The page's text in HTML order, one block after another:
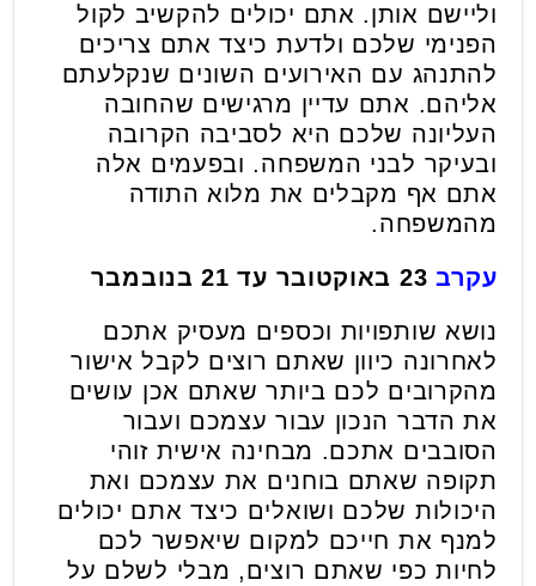
וליישם אותן. אתם יכולים להקשיב לקול
הפנימי שלכם ולדעת כיצד אתם צריכים
להתנהג עם האירועים השונים שנקלעתם
אליהם. אתם עדיין מרגישים שהחובה
העליונה שלכם היא לסביבה הקרובה
ובעיקר לבני המשפחה. ובפעמים אלה
אתם אף מקבלים את מלוא התודה
מהמשפחה.
עקרב
נושא שותפויות וכספים מעסיק אתכם
לאחרונה כיוון שאתם רוצים לקבל אישור
מהקרובים לכם ביותר שאתם אכן עושים
את הדבר הנכון עבור עצמכם ועבור
הסובבים אתכם. מבחינה אישית זוהי
תקופה שאתם בוחנים את עצמכם ואת
היכולות שלכם ושואלים כיצד אתם יכולים
למנף את חייכם למקום שיאפשר לכם
לחיות כפי שאתם רוצים, מבלי לשלם על